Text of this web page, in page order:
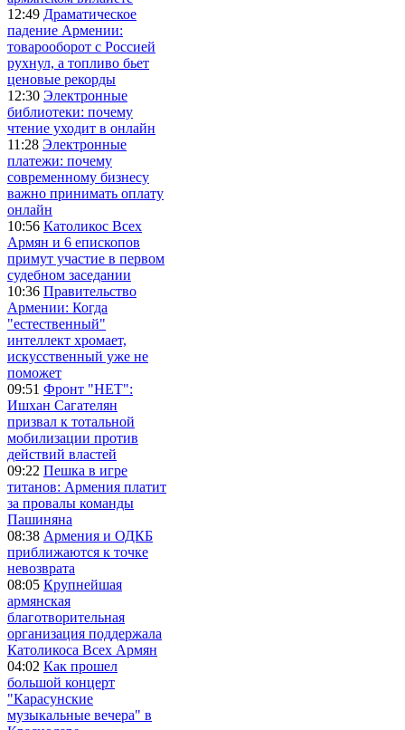
12:49 Драматическое
падение Армении:
товарооборот с Россией
рухнул, а топливо бьет
ценовые рекорды
12:30 Электронные
библиотеки: почему
чтение уходит в онлайн
11:28 Электронные
платежи: почему
современному бизнесу
важно принимать оплату
онлайн
10:56 Католикос Всех
Армян и 6 епископов
примут участие в первом
судебном заседании
10:36 Правительство
Армении: Когда
"естественный"
интеллект хромает,
искусственный уже не
поможет
09:51 Фронт "НЕТ":
Ишхан Сагателян
призвал к тотальной
мобилизации против
действий властей
09:22 Пешка в игре
титанов: Армения платит
за провалы команды
Пашиняна
08:38 Армения и ОДКБ
приближаются к точке
невозврата
08:05 Крупнейшая
армянская
благотворительная
организация поддержала
Католикоса Всех Армян
04:02 Как прошел
большой концерт
"Карасунские
музыкальные вечера" в